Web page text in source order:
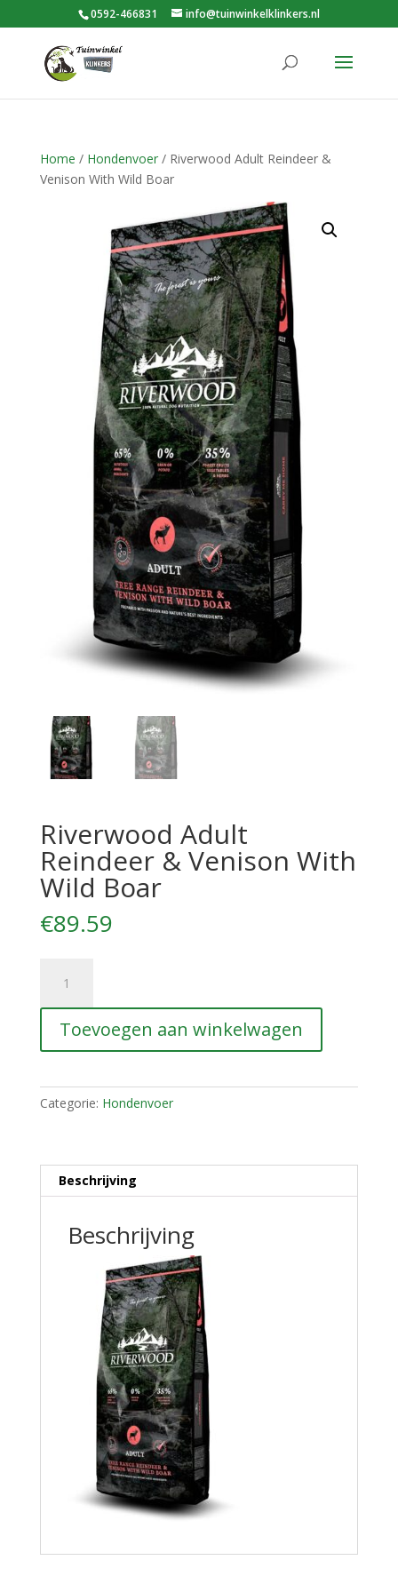
0592-466831 info@tuinwinkelklinkers.nl
Home / Hondenvoer/ Riverwood Adult Reindeer &
Venison With Wild Boar
Riverwood Adult
Reindeer & Venison With
Wild Boar
€89.59
Adult
Reindeer
Venison
Wild
Boar
Toevoegen aan winkelwagen
Categorie: Hondenvoer
Beschrijving
Beschrijving